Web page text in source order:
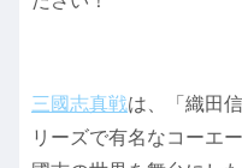
三國志真戦は、「織田
リーズで有名なコーエ